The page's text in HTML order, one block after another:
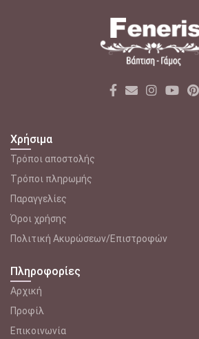
Χρήσιμα
Τρόποι αποστολής
Tρόποι πληρωμής
Παραγγελίες
Όροι χρήσης
Πολιτική Ακυρώσεων/Επιστροφών
Πληροφορίες
Αρχική
Προφίλ
Επικοινωνία